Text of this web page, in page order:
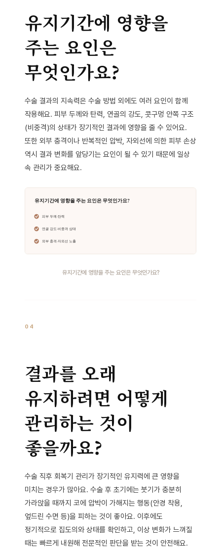
유지기간에 영향을
주는 요인은
무엇인가요?
수술 결과의 지속력은 수술 방법 외에도 여러 요인이 함께
작용해요. 피부 두께와 탄력, 연골의 강도, 콧구멍 안쪽 구조
(비중격)의 상태가 장기적인 결과에 영향을 줄 수 있어요.
또한 외부 충격이나 반복적인 압박, 자외선에 의한 피부 손상
역시 결과 변화를 앞당기는 요인이 될 수 있기 때문에 일상
속 관리가 중요해요.
유지기간에 영향을 주는 요인은 무엇인가요?
04
결과를 오래
유지하려면 어떻게
관리하는 것이
좋을까요?
수술 직후 회복기 관리가 장기적인 유지력에 큰 영향을
미치는 경우가 많아요. 수술 후 초기에는 붓기가 충분히
가라앉을 때까지 코에 압박이 가해지는 행동(안경 착용,
엎드린 수면 등)을 피하는 것이 좋아요. 이후에도
정기적으로 집도의와 상태를 확인하고, 이상 변화가 느껴질
때는 빠르게 내원해 전문적인 판단을 받는 것이 안전해요.